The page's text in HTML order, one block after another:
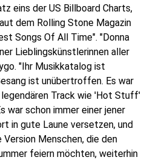
eins der US Billboard Charts,
dem Rolling Stone Magazin
Songs Of All Time". "Donna
Lieblingskünstlerinnen aller
"Ihr Musikkatalog ist
ist unübertroffen. Es war
legendären Track wie 'Hot Stuff'
war schon immer einer jener
in gute Laune versetzen, und
Menschen, die den
feiern möchten, weiterhin